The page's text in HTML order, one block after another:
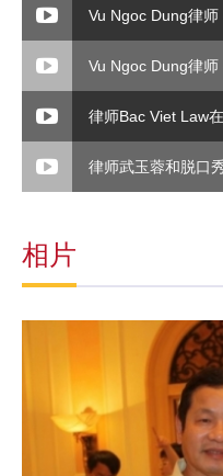
Vu Ngoc Dung律
Vu Ngoc Dung律师
律师Bac Viet Law
律师武玉蓉和脱口
相片